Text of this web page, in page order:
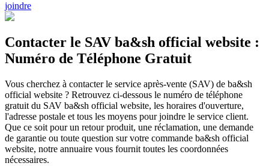
joindre
Contacter le SAV ba&sh official website :
Numéro de Téléphone Gratuit
Vous cherchez à contacter le service après-vente (SAV) de ba&sh
official website ? Retrouvez ci-dessous le numéro de téléphone
gratuit du SAV ba&sh official website, les horaires d'ouverture,
l'adresse postale et tous les moyens pour joindre le service client.
Que ce soit pour un retour produit, une réclamation, une demande
de garantie ou toute question sur votre commande ba&sh official
website, notre annuaire vous fournit toutes les coordonnées
nécessaires.